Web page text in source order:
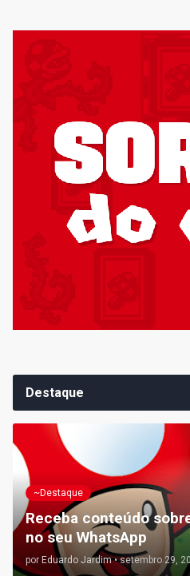
Destaque
~Destaque
Receba conteúdo
no seu WhatsApp
por Eduardo Jardim • setembro 29,